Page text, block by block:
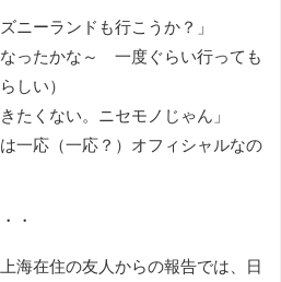
ニーランドも行こうか？」
ったかな～ 一度ぐらい行っても
しい）
たくない。ニセモノじゃん」
一応（一応？）オフィシャルなの
・
海在住の友人からの報告では、日